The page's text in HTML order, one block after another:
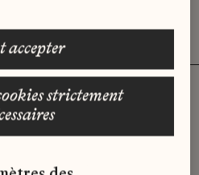
trouvé d'offre
à votre profil ?
accepter